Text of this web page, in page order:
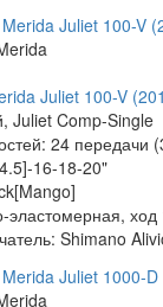
Juliet 100-V
Juliet Comp-Single
24 передачи
16-18-20"
эластомерная,
Shimano